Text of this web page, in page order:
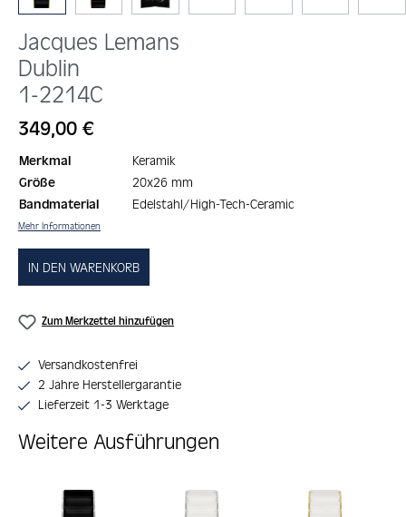
Jacques Lemans
Dublin
1-2214C
Regulärer Preis:
349,00 €
Merkmal
Keramik
Größe
20x26 mm
Bandmaterial
Edelstahl/High-Tech-Ceramic
Mehr Informationen
IN DEN WARENKORB
Zum Merkzettel hinzufügen
Versandkostenfrei
2 Jahre Herstellergarantie
Lieferzeit 1-3 Werktage
Weitere Ausführungen
Produktgalerie überspringen